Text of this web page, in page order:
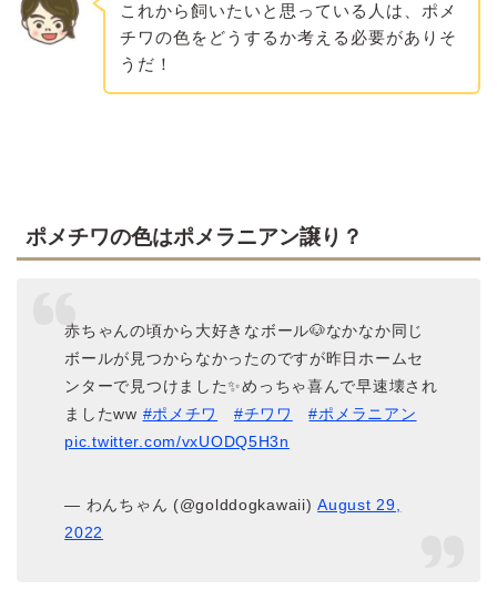
これから飼いたいと思っている人は、ポメ
チワの色をどうするか考える必要がありそ
うだ！
ポメチワの色はポメラニアン譲り？
赤ちゃんの頃から大好きなボール🐶なかなか同じ
ボールが見つからなかったのですが昨日ホームセ
ンターで見つけました✨めっちゃ喜んで早速壊され
ましたww #ポメチワ #チワワ
#ポメラニアン
pic.twitter.com/vxUODQ5H3n
— わんちゃん (@golddogkawaii)August 29,
2022